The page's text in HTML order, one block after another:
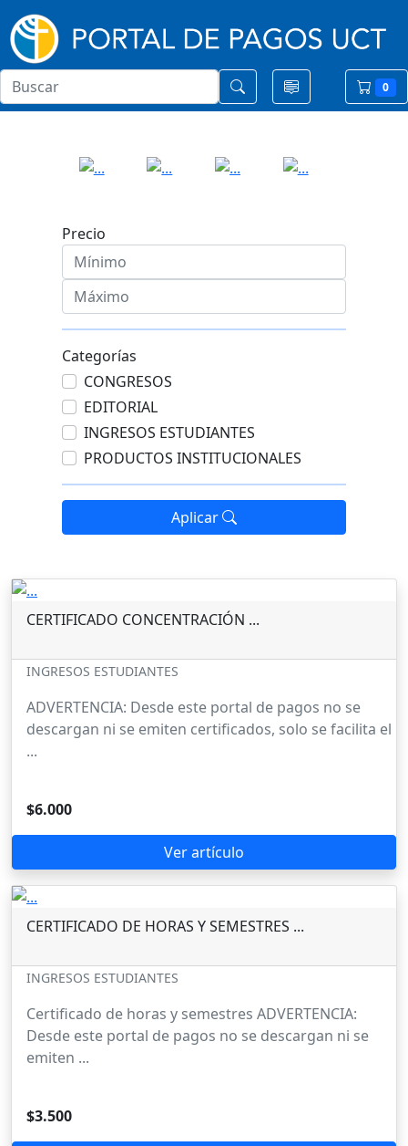
0
Precio
Categorías
CONGRESOS
EDITORIAL
INGRESOS ESTUDIANTES
PRODUCTOS INSTITUCIONALES
Aplicar
CERTIFICADO CONCENTRACIÓN ...
INGRESOS ESTUDIANTES
ADVERTENCIA: Desde este portal de pagos no se
descargan ni se emiten certificados, solo se facilita el
...
$6.000
Ver artículo
CERTIFICADO DE HORAS Y SEMESTRES ...
INGRESOS ESTUDIANTES
Certificado de horas y semestres ADVERTENCIA:
Desde este portal de pagos no se descargan ni se
emiten ...
$3.500